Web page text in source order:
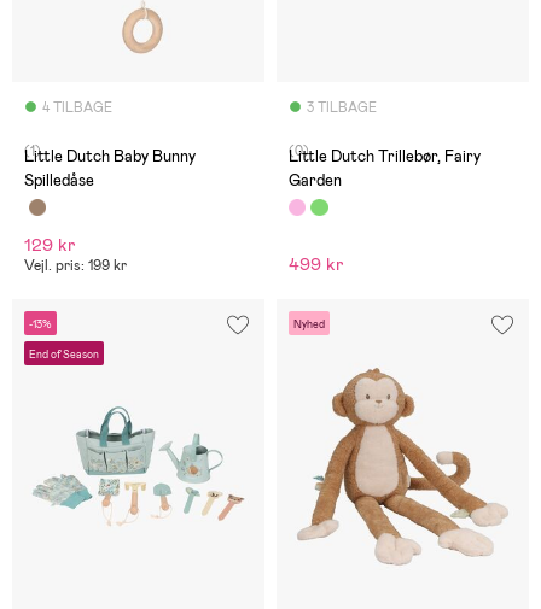
4 TILBAGE
(1)
Little Dutch Baby Bunny
Spilledåse
129 kr
Vejl. pris: 199 kr
3 TILBAGE
(0)
Little Dutch Trillebør, Fairy
Garden
499 kr
-13%
End of Season
Nyhed